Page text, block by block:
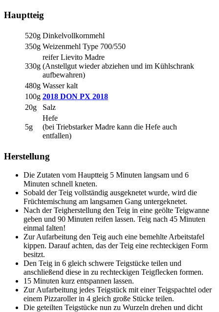
Hauptteig
520g Dinkelvollkornmehl
350g Weizenmehl Type 700/550
330g
reifer Lievito Madre
(Anstellgut wieder abziehen und im Kühlschrank
aufbewahren)
480g Wasser kalt
100g 2018 DON PX 2018
20g
Salz
5g
Hefe
(bei Triebstarker Madre kann die Hefe auch
entfallen)
Herstellung
Die Zutaten vom Hauptteig 5 Minuten langsam und 6
Minuten schnell kneten.
Sobald der Teig vollständig ausgeknetet wurde, wird die
Früchtemischung am langsamen Gang untergeknetet.
Nach der Teigherstellung den Teig in eine geölte Teigwanne
geben und 90 Minuten reifen lassen. Teig nach 45 Minuten
einmal falten!
Zur Aufarbeitung den Teig auch eine bemehlte Arbeitstafel
kippen. Darauf achten, das der Teig eine rechteckigen Form
besitzt.
Den Teig in 6 gleich schwere Teigstücke teilen und
anschließend diese in zu rechteckigen Teigflecken formen.
15 Minuten kurz entspannen lassen.
Zur Aufarbeitung jedes Teigstück mit einer Teigspachtel oder
einem Pizzaroller in 4 gleich große Stücke teilen.
Die geteilten Teigstücke nun zu Wurzeln drehen und dicht